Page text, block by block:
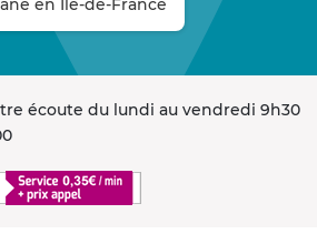
écoute du lundi au vendredi 9h30